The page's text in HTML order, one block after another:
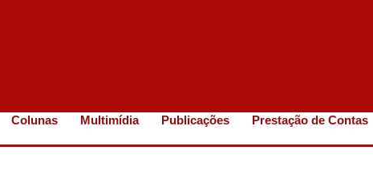
Colunas Multimídia Publicações Prestação de Contas